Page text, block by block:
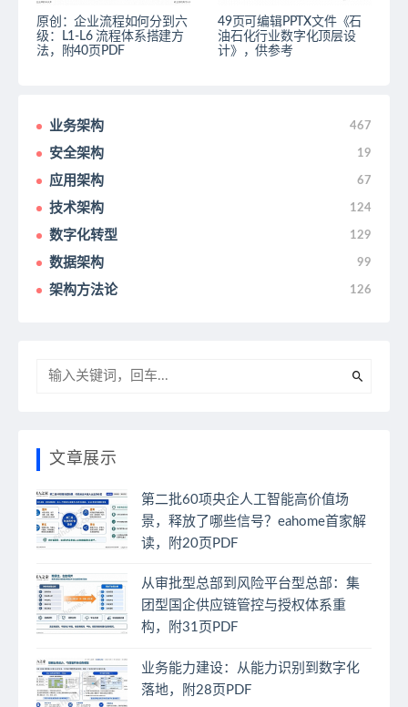
原创：企业流程如何分到六
级：L1-L6 流程体系搭建方
法，附40页PDF
49页可编辑PPTX文件《石
油石化行业数字化顶层设
计》，供参考
业务架构 467
安全架构 19
应用架构 67
技术架构 124
数字化转型 129
数据架构 99
架构方法论 126
文章展示
第二批60项央企人工智能高价值场
景，释放了哪些信号？eahome首家解
读，附20页PDF
从审批型总部到风险平台型总部：集
团型国企供应链管控与授权体系重
构，附31页PDF
业务能力建设：从能力识别到数字化
落地，附28页PDF